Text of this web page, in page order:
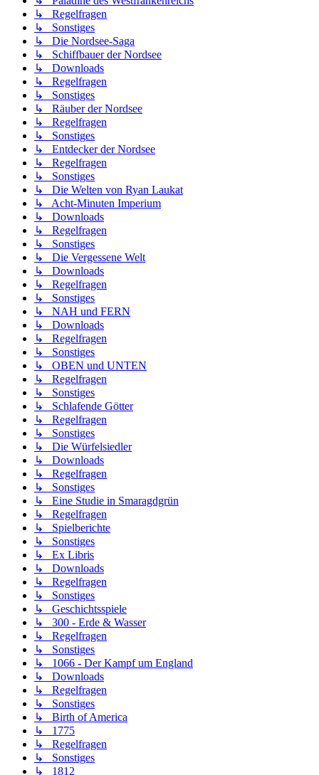
↳ Regelfragen
↳ Sonstiges
↳ Die Nordsee-Saga
↳ Schiffbauer der Nordsee
↳ Downloads
↳ Regelfragen
↳ Sonstiges
↳ Räuber der Nordsee
↳ Regelfragen
↳ Sonstiges
↳ Entdecker der Nordsee
↳ Regelfragen
↳ Sonstiges
↳ Die Welten von Ryan Laukat
↳ Acht-Minuten Imperium
↳ Downloads
↳ Regelfragen
↳ Sonstiges
↳ Die Vergessene Welt
↳ Downloads
↳ Regelfragen
↳ Sonstiges
↳ NAH und FERN
↳ Downloads
↳ Regelfragen
↳ Sonstiges
↳ OBEN und UNTEN
↳ Regelfragen
↳ Sonstiges
↳ Schlafende Götter
↳ Regelfragen
↳ Sonstiges
↳ Die Würfelsiedler
↳ Downloads
↳ Regelfragen
↳ Sonstiges
↳ Eine Studie in Smaragdgrün
↳ Regelfragen
↳ Spielberichte
↳ Sonstiges
↳ Ex Libris
↳ Downloads
↳ Regelfragen
↳ Sonstiges
↳ Geschichtsspiele
↳ 300 - Erde & Wasser
↳ Regelfragen
↳ Sonstiges
↳ 1066 - Der Kampf um England
↳ Downloads
↳ Regelfragen
↳ Sonstiges
↳ Birth of America
↳ 1775
↳ Regelfragen
↳ Sonstiges
↳ 1812